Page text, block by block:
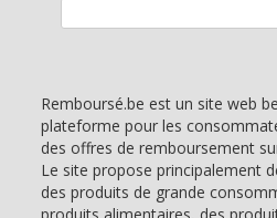
Remboursé.be est un site web
plateforme pour les
des offres de remboursement
Le site propose principalement
des produits de grande